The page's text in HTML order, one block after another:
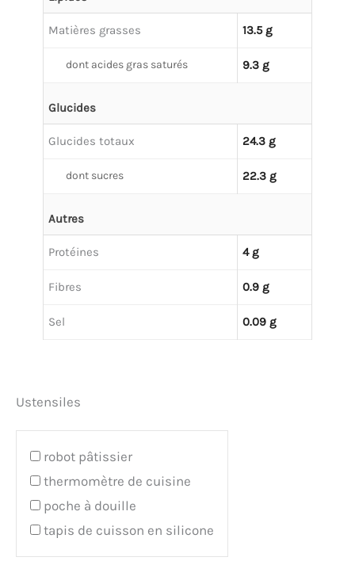
Matières grasses 13.5 g
dont acides gras saturés 9.3 g
Glucides
Glucides totaux 24.3 g
dont sucres 22.3 g
Autres
Protéines 4 g
Fibres 0.9 g
Sel 0.09 g
Ustensiles
robot pâtissier
thermomètre de cuisine
poche à douille
tapis de cuisson en silicone